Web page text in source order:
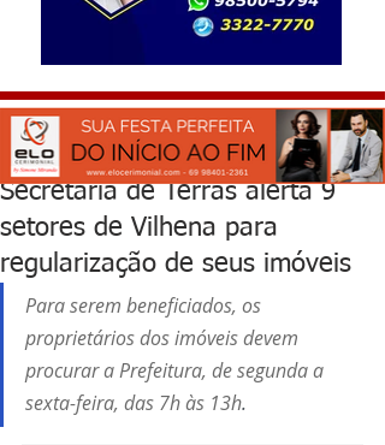
Secretária de Terras alerta 9
setores de Vilhena para
regularização de seus imóveis
Para serem beneficiados, os
proprietários dos imóveis devem
procurar a Prefeitura, de segunda a
sexta-feira, das 7h às 13h.